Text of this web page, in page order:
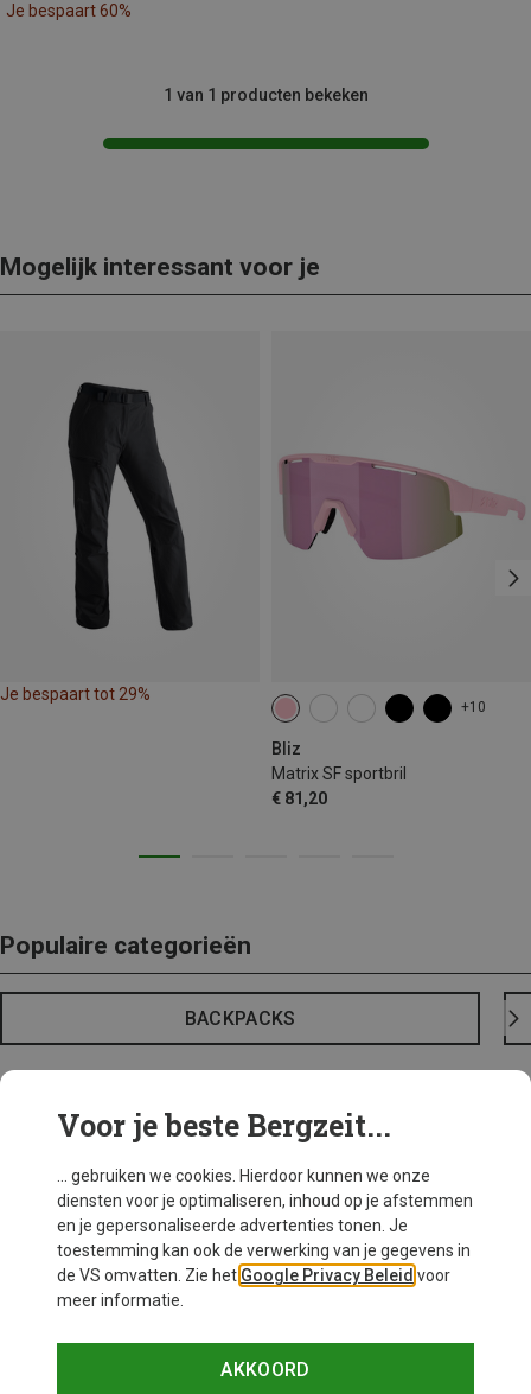
Je bespaart 60%
1 van 1 producten bekeken
Mogelijk interessant voor je
Je bespaart tot 29%
+10
Bliz
Matrix SF sportbril
€ 81,20
Populaire categorieën
BACKPACKS
Voor je beste Bergzeit...
... gebruiken we cookies. Hierdoor kunnen we onze
diensten voor je optimaliseren, inhoud op je afstemmen
en je gepersonaliseerde advertenties tonen. Je
toestemming kan ook de verwerking van je gegevens in
de VS omvatten. Zie het Google Privacy Beleid voor
meer informatie.
AKKOORD